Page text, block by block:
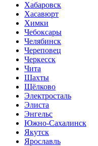
Хабаровск
Хасавюрт
Химки
Чебоксары
Челябинск
Череповец
Черкесск
Чита
Шахты
Щёлково
Электросталь
Элиста
Энгельс
Южно-Сахалинск
Якутск
Ярославль